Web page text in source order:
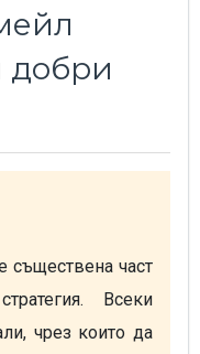
добри
съществена част
Всеки
чрез които да